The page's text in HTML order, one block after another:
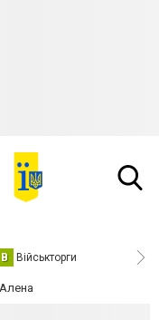
В Військторги